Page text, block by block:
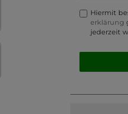
Hiermit
erklärung
jederzeit